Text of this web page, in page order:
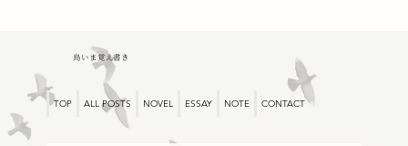
鳥いま覚え書き
TOP ALL POSTS NOVEL ESSAY NOTE CONTACT